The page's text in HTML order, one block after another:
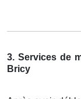
3. Services de
Bricy